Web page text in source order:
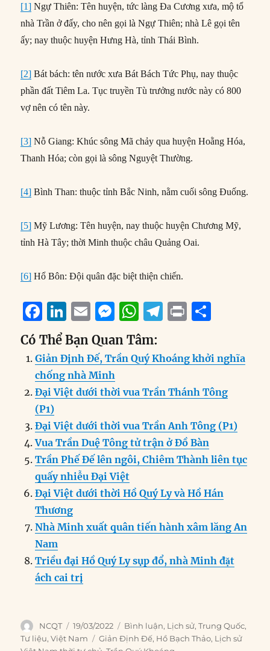
[1] Ngự Thiên: Tên huyện, tức làng Đa Cương xưa, mộ tổ
nhà Trần ở đấy, cho nên gọi là Ngự Thiên; nhà Lê gọi tên
ấy; nay thuộc huyện Hưng Hà, tỉnh Thái Bình.
[2] Bát bách: tên nước xưa Bát Bách Tức Phụ, nay thuộc
phần đất Tiêm La. Tục truyền Tù trưởng nước này có 800
vợ nên có tên này.
[3] Nỗ Giang: Khúc sông Mã chảy qua huyện Hoằng Hóa,
Thanh Hóa; còn gọi là sông Nguyệt Thường.
[4] Bình Than: thuộc tỉnh Bắc Ninh, nằm cuối sông Đuống.
[5] Mỹ Lương: Tên huyện, nay thuộc huyện Chương Mỹ,
tỉnh Hà Tây; thời Minh thuộc châu Quảng Oai.
[6] Hổ Bôn: Đội quân đặc biệt thiện chiến.
F
a
c
e
b
o
o
k
Li
n
k
e
d
n
E
m
ai
l
M
e
ss
e
n
er
W
h
at
s
A
p
T
e
g
r
m
P
n
t
a
re
Có Thể Bạn Quan Tâm:
Giản Định Đế, Trần Quý Khoáng khởi nghĩa
chống nhà Minh
Đại Việt dưới thời vua Trần Thánh Tông
(P1)
Đại Việt dưới thời vua Trần Anh Tông (P1)
Vua Trần Duệ Tông tử trận ở Đồ Bàn
Trần Phế Đế lên ngôi, Chiêm Thành liên tục
quấy nhiễu Đại Việt
Đại Việt dưới thời Hồ Quý Ly và Hồ Hán
Thương
Nhà Minh xuất quân tiến hành xâm lăng An
Nam
Triều đại Hồ Quý Ly sụp đổ, nhà Minh đặt
ách cai trị
Author
NCQT
Posted
on
19/03/2022 Categories
Bình luận, Lịch sử,Trung Quốc,
Tư liệu,Việt Nam Tags
Giản Định Đế, Hồ Bạch Thảo, Lịch sử